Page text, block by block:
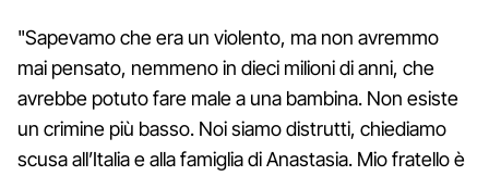
"Sapevamo che era un violento, ma non avremmo
mai pensato, nemmeno in dieci milioni di anni, che
avrebbe potuto fare male a una bambina. Non esiste
un crimine più basso. Noi siamo distrutti, chiediamo
scusa all’Italia e alla famiglia di Anastasia. Mio fratello è